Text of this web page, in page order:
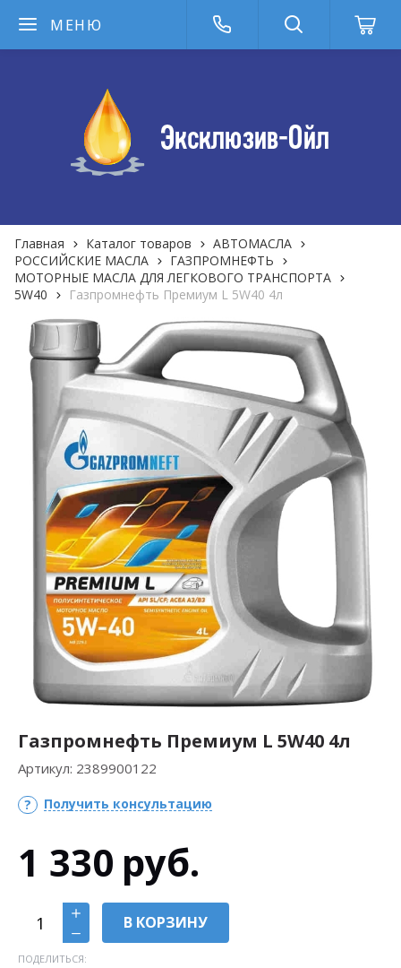
МЕНЮ
Главная Каталог товаров
АВТОМАСЛА
РОССИЙСКИЕ МАСЛА
ГАЗПРОМНЕФТЬ
МОТОРНЫЕ МАСЛА ДЛЯ ЛЕГКОВОГО ТРАНСПОРТА
5W40
Газпромнефть Премиум L 5W40 4л
Газпромнефть Премиум L 5W40 4л
Артикул: 2389900122
Получить консультацию
1 330 руб.
В КОРЗИНУ
ПОДЕЛИТЬСЯ: